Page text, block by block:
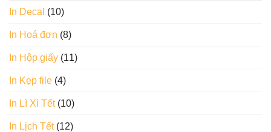
In Decal (10)
In Hoá đơn (8)
In Hộp giấy (11)
In Kẹp file (4)
In Lì Xì Tết(10)
In Lịch Tết(12)